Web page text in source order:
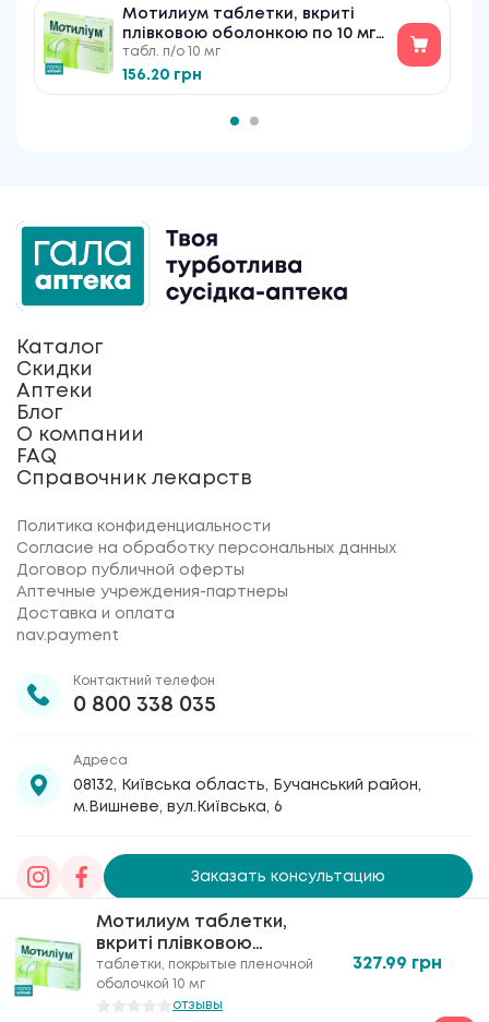
Мотилиум таблетки, вкриті
плівковою оболонкою по 10 мг
№10
табл. п/о 10 мг
156.20 грн
Мотилиум таблетки,
вкриті плівковою
оболонкою по 10 мг
№30
таблетки, покрытые пленочной
оболочкой 10 мг
отзывы
327.99 грн
Каталог
Скидки
Аптеки
Блог
О компании
FAQ
Справочник лекарств
Политика конфиденциальности
Согласие на обработку персональных данных
Договор публичной оферты
Аптечные учреждения-партнеры
Доставка и оплата
nav.payment
Контактний телефон
0 800 338 035
Адреса
08132, Київська область, Бучанський район,
м.Вишневе, вул.Київська, 6
Заказать консультацию
Товариство з обмеженою відповідальністю
«Галафарм», код ЄДРПОУ 30886474 © 2020-2026